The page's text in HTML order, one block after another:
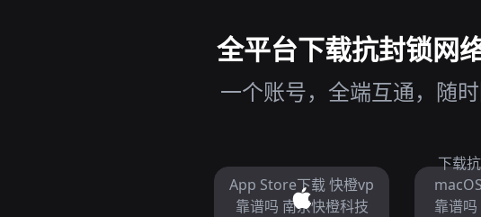
全平台下载抗封锁网
一个账号，全端互通，随
App Store下载 快橙vp
靠谱吗 南京快橙科技
下载
靠谱